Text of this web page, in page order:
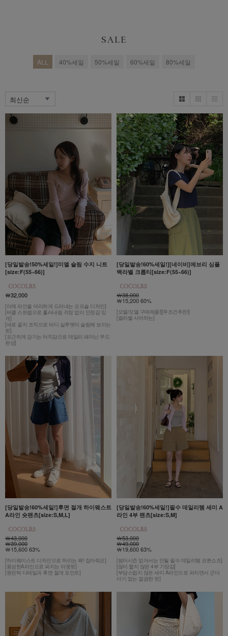
SALE
ALL 40%세일 50%세일 60%세일 80%세일
[당일발송!50%세일!]미엘 슬림 수지 니트
[size:F(55~66)]
￦32,000
[어깨 라인을 여리하게 드러내는 오프숄 디자인]
[버클 스트랩으로 흘러내림 걱정 없이 안정감 있
게]
[세로 골지 조직으로 바디 실루엣이 슬림해 보이는
핏]
[포근하게 감기는 터치감으로 데일리 페미닌 무드
완성]
[당일발송!60%세일!][네이비]에브리 심플
백라벨 크롭티[size:F(55~66)]
￦38,000
￦15,200 60%
[모델/모델 구매제품!][무조건추천!]
[컬러별 사야하는]
[당일발송!60%세일!]후면 절개 하이웨스트
A라인 숏팬츠[size:S,M,L]
￦43,000
￦39,000
￦15,600 63%
[하이웨이스트 디자인으로 허리는 꽉! 잡아줘요]
[풍성한A라인으로 퍼지는 아웃핏]
[원핀턱 디테일과 후면 절개 포인트]
[당일발송!60%세일!]필수 데일리템 세미 A
라인 4부 팬츠[size:S,M]
￦53,000
￦49,000
￦19,600 63%
[썸머시즌 없어서는 안될 필수 데일리템 코튼쇼츠]
[많이 짧지 않은 4부 기장감]
[부담스럽지 않은 세미 A라인으로 퍼지면서 군더
더기 없는 깔끔한 핏]